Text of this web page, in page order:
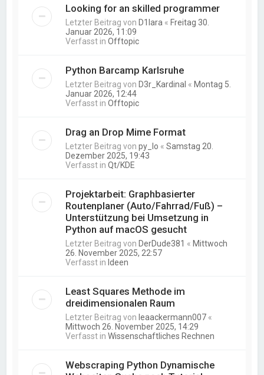
Looking for an skilled programmer
Letzter Beitrag von D1lara « Freitag 30.
Januar 2026, 11:09
Verfasst inOfftopic
Python Barcamp Karlsruhe
Letzter Beitrag von D3r_Kardinal « Montag 5.
Januar 2026, 12:44
Verfasst inOfftopic
Drag an Drop Mime Format
Letzter Beitrag vonpy_lo «Samstag 20.
Dezember 2025, 19:43
Verfasst inQt/KDE
Projektarbeit: Graphbasierter
Routenplaner (Auto/Fahrrad/Fuß) –
Unterstützung bei Umsetzung in
Python auf macOS gesucht
Letzter Beitrag von DerDude381 « Mittwoch
26. November 2025, 22:57
Verfasst in Ideen
Least Squares Methode im
dreidimensionalen Raum
Letzter Beitrag von leaackermann007 «
Mittwoch 26. November 2025, 14:29
Verfasst inWissenschaftliches Rechnen
Webscraping Python Dynamische